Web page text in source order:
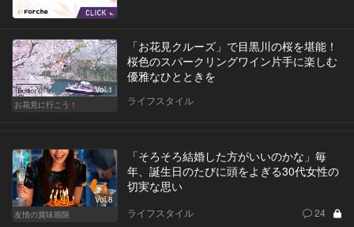
Vol.1
お花見に行こう！
「お花見クルーズ」で目黒川の桜を堪能！
桜色のスパークリングワイン片手に楽しむ
優雅なひとときを
ライフスタイル
Vol.8
友情の賞味期限
「そろそろ結婚した方がいいのかな」毎
年、誕生日のたびに頭をよぎる30代女性の
切実な思い
ライフスタイル 24